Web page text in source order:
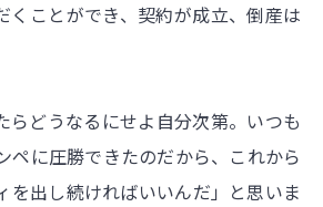
くことができ、契約が成立、倒産は
らどうなるにせよ自分次第。いつも
ペに圧勝できたのだから、これから
を出し続ければいいんだ」と思いま